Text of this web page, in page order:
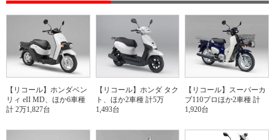
【リコール】ホンダベン
リィ eII MD、ほか6車種
計 2万1,827台
【リコール】ホンダ タク
ト、ほか2車種 計5万
1,493台
【リコール】スーパーカ
ブ110プロほか2車種 計
1,920台